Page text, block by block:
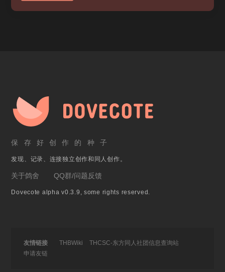
保存好创作的种子
发现、记录、连接独立创作和同人创作。
关于鸽舍 QQ群/问题反馈
Dovecote alpha v0.3.9, some rights reserved.
友情链接 THBWiki
THCSC-东方同人社团信息查询站
申请友链